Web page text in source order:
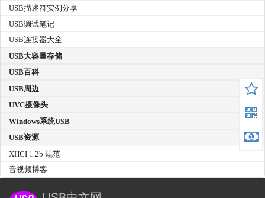
USB描述符实例分享
USB调试笔记
USB连接器大全
USB大容量存储
USB百科
USB周边
UVC摄像头
Windows系统USB
USB资源
XHCI 1.2b 规范
音视频博客